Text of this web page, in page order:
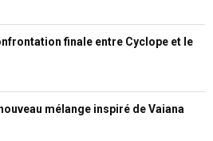
finale entre Cyclope et le
mélange inspiré de Vaiana